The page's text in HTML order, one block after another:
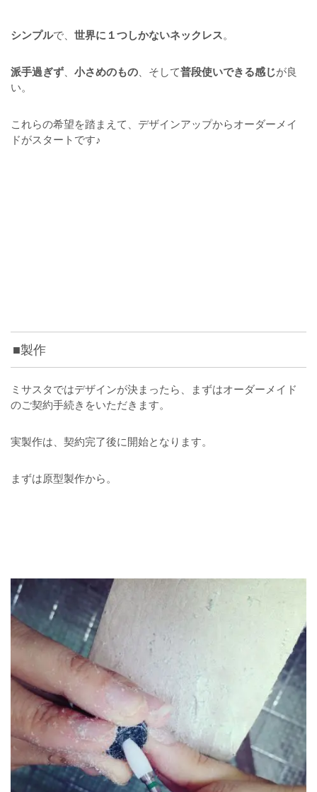
シンプルで、 世界に１つしかないネックレス。
派手過ぎず 小さめのもの 、そして普段使いできる感じが良
い。
これらの希望を踏まえて、デザインアップからオーダーメイ
ドがスタートです♪
■製作
ミサスタではデザインが決まったら、まずはオーダーメイド
のご契約手続きをいただきます。
実製作は、契約完了後に開始となります。
まずは原型製作から。